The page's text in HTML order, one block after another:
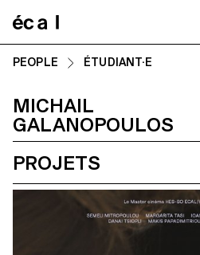
PEOPLE ÉTUDIANT·E
MICHAIL
GALANOPOULOS
PROJETS